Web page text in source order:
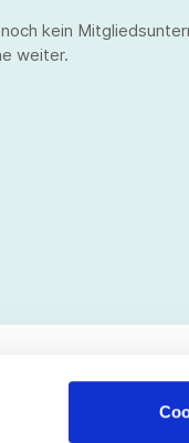
kein
weiter.